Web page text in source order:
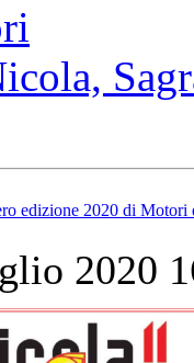
edizione 2020 di Motori
2020